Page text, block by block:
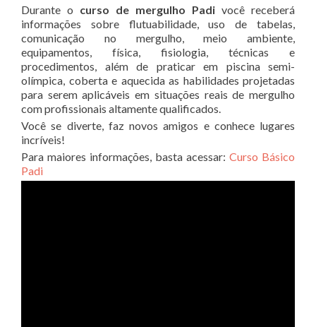
Durante o curso de mergulho Padi você receberá
informações sobre flutuabilidade, uso de tabelas,
comunicação no mergulho, meio ambiente,
equipamentos, física, fisiologia, técnicas e
procedimentos, além de praticar em piscina semi-
olímpica, coberta e aquecida as habilidades projetadas
para serem aplicáveis em situações reais de mergulho
com profissionais altamente qualificados.
Você se diverte, faz novos amigos e conhece lugares
incríveis!
Para maiores informações, basta acessar: Curso Básico
Padi